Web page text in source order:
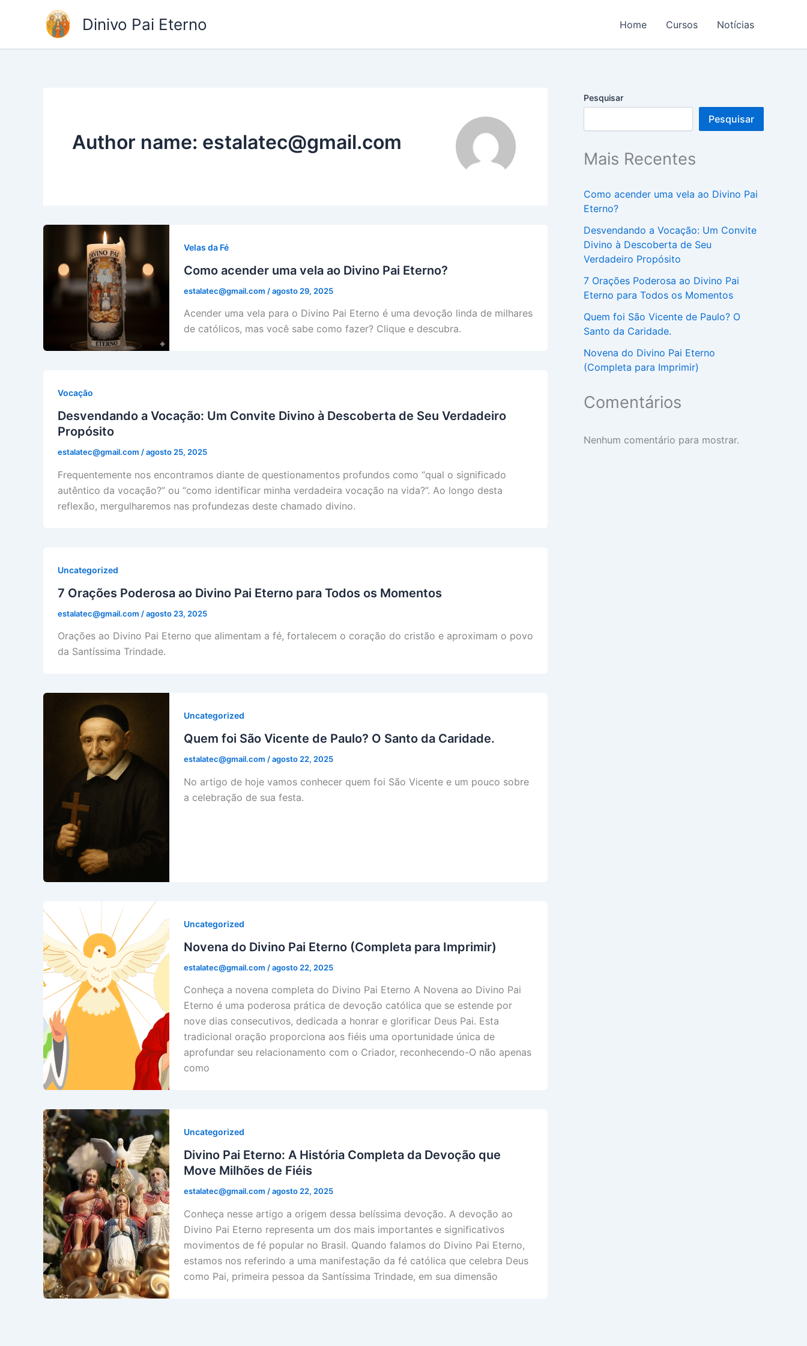
Dinivo Pai Eterno Home Cursos Notícias
Author name: estalatec@gmail.com
Velas da Fé
Como acender uma vela ao Divino Pai Eterno?
estalatec@gmail.com /agosto 29, 2025
Acender uma vela para o Divino Pai Eterno é uma devoção linda de milhares
de católicos, mas você sabe como fazer? Clique e descubra.
Vocação
Desvendando a Vocação: Um Convite Divino à Descoberta de Seu Verdadeiro
Propósito
estalatec@gmail.com /agosto 25, 2025
Frequentemente nos encontramos diante de questionamentos profundos como “qual o significado
autêntico da vocação?” ou “como identificar minha verdadeira vocação na vida?”. Ao longo desta
reflexão, mergulharemos nas profundezas deste chamado divino.
Uncategorized
7 Orações Poderosa ao Divino Pai Eterno para Todos os Momentos
estalatec@gmail.com /agosto 23, 2025
Orações ao Divino Pai Eterno que alimentam a fé, fortalecem o coração do cristão e aproximam o povo
da Santíssima Trindade.
Uncategorized
Quem foi São Vicente de Paulo? O Santo da Caridade.
estalatec@gmail.com /agosto 22, 2025
No artigo de hoje vamos conhecer quem foi São Vicente e um pouco sobre
a celebração de sua festa.
Uncategorized
Novena do Divino Pai Eterno (Completa para Imprimir)
estalatec@gmail.com /agosto 22, 2025
Conheça a novena completa do Divino Pai Eterno A Novena ao Divino Pai
Eterno é uma poderosa prática de devoção católica que se estende por
nove dias consecutivos, dedicada a honrar e glorificar Deus Pai. Esta
tradicional oração proporciona aos fiéis uma oportunidade única de
aprofundar seu relacionamento com o Criador, reconhecendo-O não apenas
como
Uncategorized
Divino Pai Eterno: A História Completa da Devoção que
Move Milhões de Fiéis
estalatec@gmail.com /agosto 22, 2025
Conheça nesse artigo a origem dessa belíssima devoção. A devoção ao
Divino Pai Eterno representa um dos mais importantes e significativos
movimentos de fé popular no Brasil. Quando falamos do Divino Pai Eterno,
estamos nos referindo a uma manifestação da fé católica que celebra Deus
como Pai, primeira pessoa da Santíssima Trindade, em sua dimensão
Pesquisar
Pesquisar
Mais Recentes
Como acender uma vela ao Divino Pai
Eterno?
Desvendando a Vocação: Um Convite
Divino à Descoberta de Seu
Verdadeiro Propósito
7 Orações Poderosa ao Divino Pai
Eterno para Todos os Momentos
Quem foi São Vicente de Paulo? O
Santo da Caridade.
Novena do Divino Pai Eterno
(Completa para Imprimir)
Comentários
Nenhum comentário para mostrar.